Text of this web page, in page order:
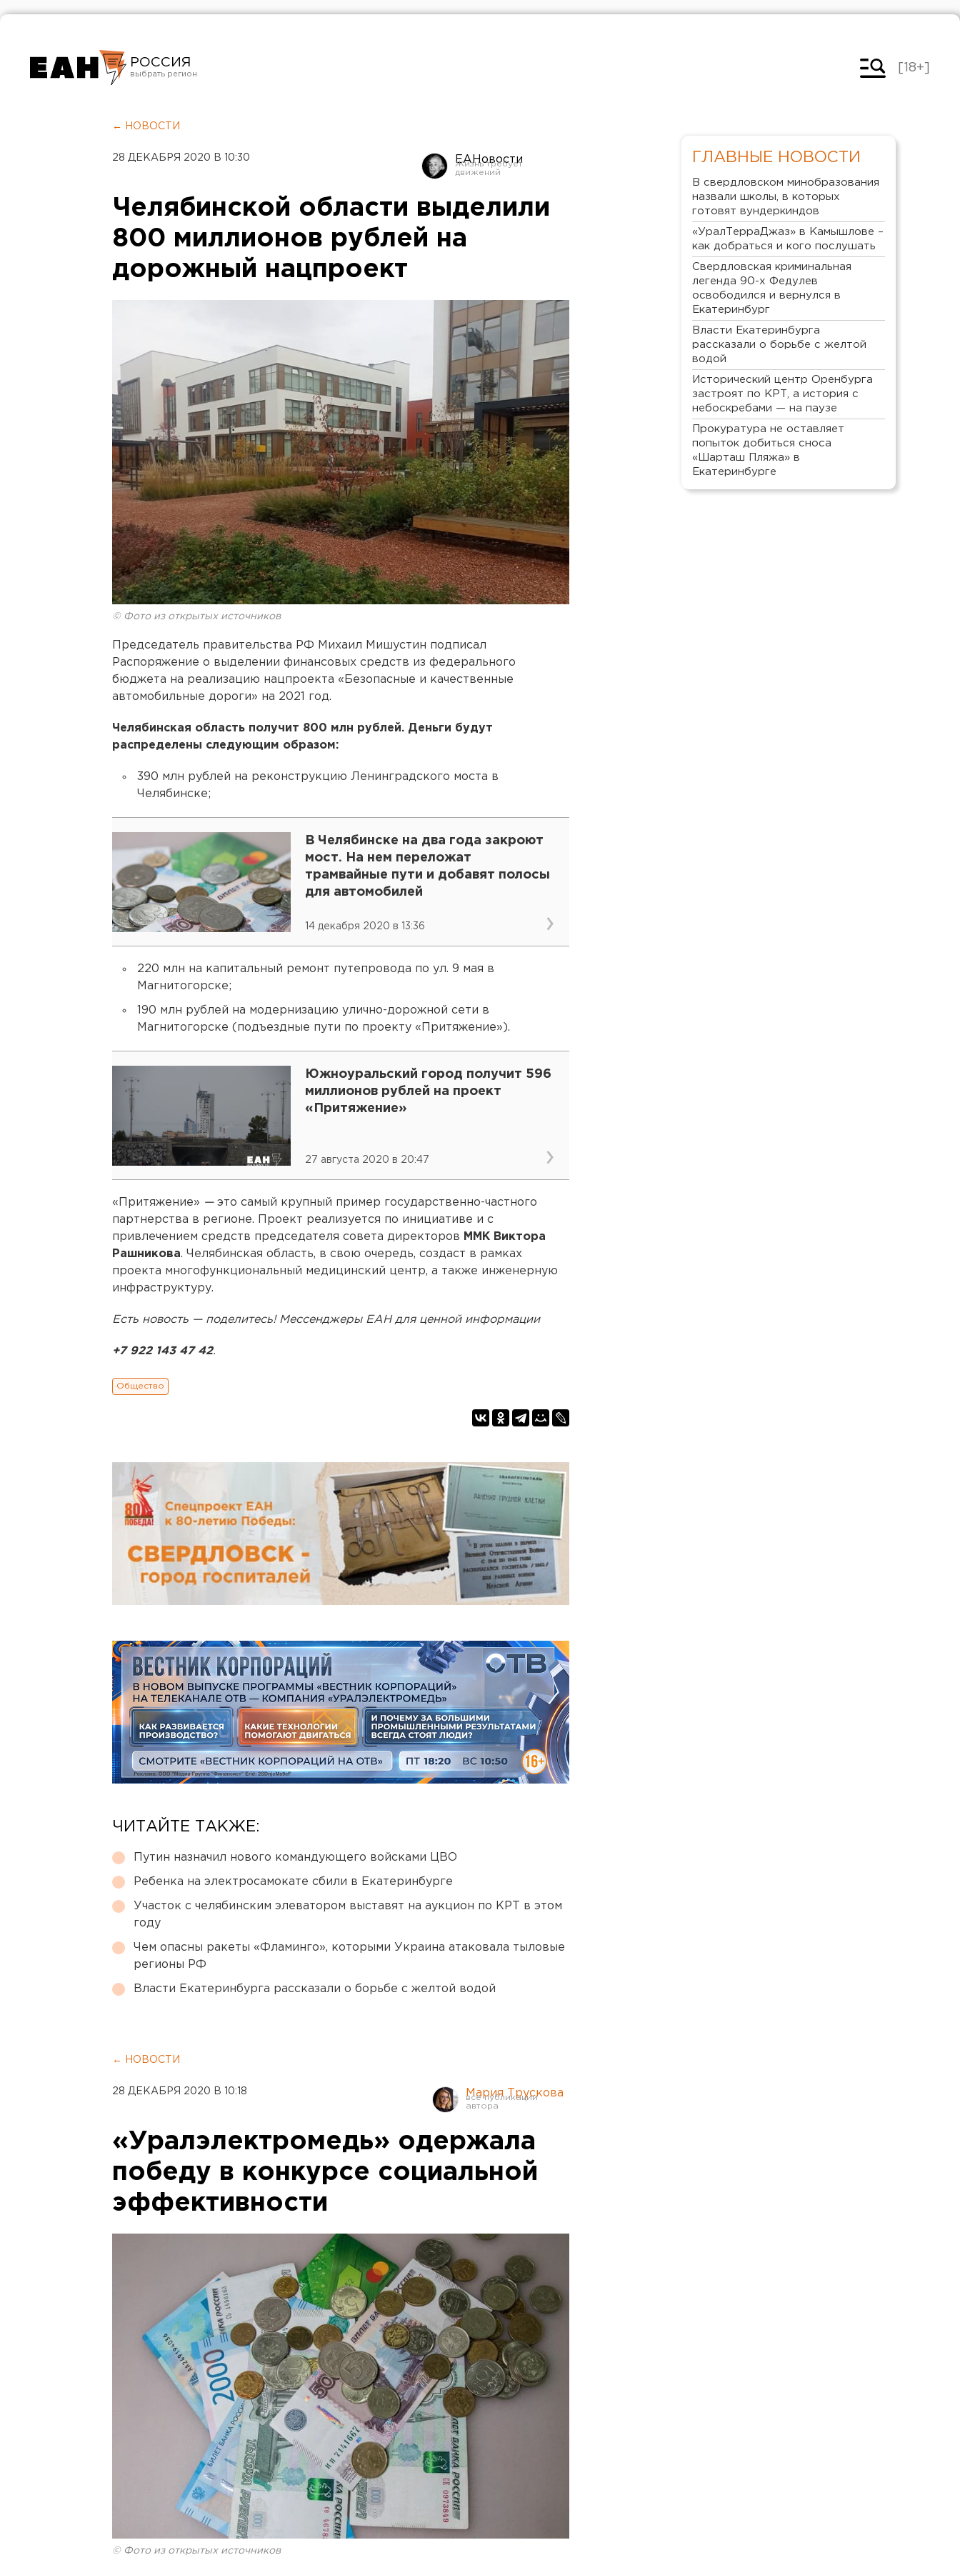
РОССИЯ
Челябинск
[18+]
← НОВОСТИ
28 ДЕКАБРЯ 2020 В 10:30 ЕАНовости
Челябинской области выделили
800 миллионов рублей на
дорожный нацпроект
© Фото из открытых источников
Председатель правительства РФ Михаил Мишустин подписал
Распоряжение о выделении финансовых средств из федерального
бюджета на реализацию нацпроекта «Безопасные и качественные
автомобильные дороги» на 2021 год.
Челябинская область получит 800 млн рублей. Деньги будут
распределены следующим образом:
390 млн рублей на реконструкцию Ленинградского моста в
Челябинске;
В Челябинске на два года закроют
мост. На нем переложат
трамвайные пути и добавят полосы
для автомобилей
14 декабря 2020 в 13:36
220 млн на капитальный ремонт путепровода по ул. 9 мая в
Магнитогорске;
190 млн рублей на модернизацию улично-дорожной сети в
Магнитогорске (подъездные пути по проекту «Притяжение»).
Южноуральский город получит 596
миллионов рублей на проект
«Притяжение»
27 августа 2020 в 20:47
«Притяжение» —это самый крупный пример государственно-частного
партнерства в регионе. Проект реализуется по инициативе и с
привлечением средств председателя совета директоров ММК Виктора
Рашникова. Челябинская область, в свою очередь, создаст в рамках
проекта многофункциональный медицинский центр, а также инженерную
инфраструктуру.
Есть новость — поделитесь! Мессенджеры ЕАН для ценной информации
+7 922 143 47 42.
Общество
ЧИТАЙТЕ ТАКЖЕ:
Путин назначил нового командующего войсками ЦВО
Ребенка на электросамокате сбили в Екатеринбурге
Участок с челябинским элеватором выставят на аукцион по КРТ в этом
году
Чем опасны ракеты «Фламинго», которыми Украина атаковала тыловые
регионы РФ
Власти Екатеринбурга рассказали о борьбе с желтой водой
← НОВОСТИ
28 ДЕКАБРЯ 2020 В 10:18 Мария Трускова
«Уралэлектромедь» одержала
победу в конкурсе социальной
эффективности
© Фото из открытых источников
ГЛАВНЫЕ НОВОСТИ
В свердловском минобразования
назвали школы, в которых
готовят вундеркиндов
«УралТерраДжаз» в Камышлове –
как добраться и кого послушать
Свердловская криминальная
легенда 90-х Федулев
освободился и вернулся в
Екатеринбург
Власти Екатеринбурга
рассказали о борьбе с желтой
водой
Исторический центр Оренбурга
застроят по КРТ, а история с
небоскребами — на паузе
Прокуратура не оставляет
попыток добиться сноса
«Шарташ Пляжа» в
Екатеринбурге